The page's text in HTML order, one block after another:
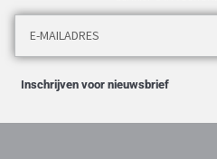
Inschrijven voor nieuwsbrief